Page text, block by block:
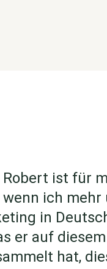
Robert ist für
ich mehr
in
er auf diesem
hat,